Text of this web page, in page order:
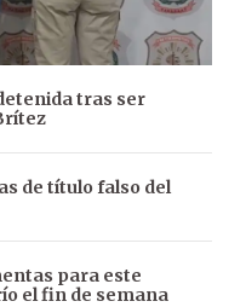
tras ser
de título falso del
para este
el fin de semana